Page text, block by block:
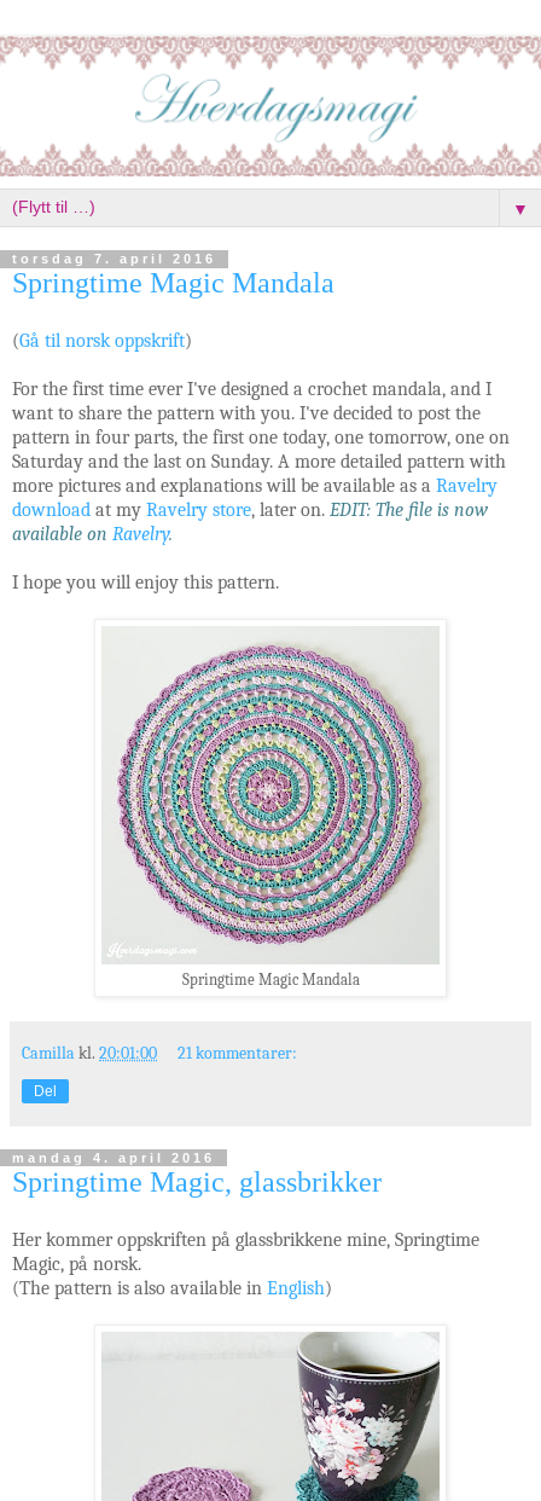
▼
torsdag 7. april 2016
Springtime Magic Mandala
(Gå til norsk oppskrift)
For the first time ever I've designed a crochet mandala, and I
want to share the pattern with you. I've decided to post the
pattern in four parts, the first one today, one tomorrow, one on
Saturday and the last on Sunday. A more detailed pattern with
more pictures and explanations will be available as a Ravelry
download at my Ravelry store, later on. EDIT: The file is now
available on Ravelry.
I hope you will enjoy this pattern.
Springtime Magic Mandala
Camillakl. 20:01:00 21 kommentarer:
Del
mandag 4. april 2016
Springtime Magic, glassbrikker
Her kommer oppskriften på glassbrikkene mine, Springtime
Magic, på norsk.
(The pattern is also available in English)